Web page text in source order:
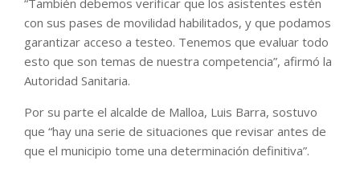
“También debemos verificar que los asistentes estén
con sus pases de movilidad habilitados, y que podamos
garantizar acceso a testeo. Tenemos que evaluar todo
esto que son temas de nuestra competencia”, afirmó la
Autoridad Sanitaria.
Por su parte el alcalde de Malloa, Luis Barra, sostuvo
que “hay una serie de situaciones que revisar antes de
que el municipio tome una determinación definitiva”.